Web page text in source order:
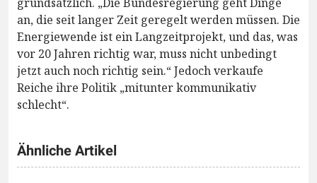
an, die seit langer Zeit geregelt werden müssen. Die
Energiewende ist ein Langzeitprojekt, und das, was
vor 20 Jahren richtig war, muss nicht unbedingt
jetzt auch noch richtig sein.“ Jedoch verkaufe
Reiche ihre Politik „mitunter kommunikativ
schlecht“.
Ähnliche Artikel